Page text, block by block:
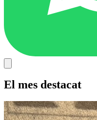
El mes destacat